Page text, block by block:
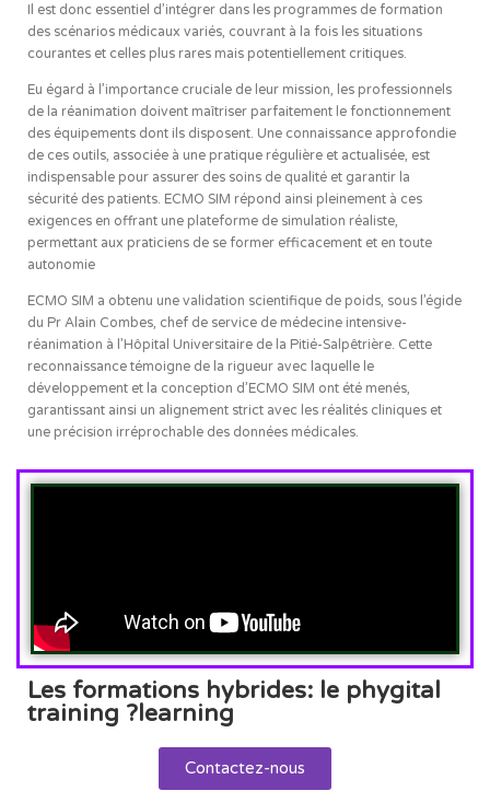
Il est donc essentiel d’intégrer dans les programmes de formation
des scénarios médicaux variés, couvrant à la fois les situations
courantes et celles plus rares mais potentiellement critiques.
Eu égard à l’importance cruciale de leur mission, les professionnels
de la réanimation doivent maîtriser parfaitement le fonctionnement
des équipements dont ils disposent. Une connaissance approfondie
de ces outils, associée à une pratique régulière et actualisée, est
indispensable pour assurer des soins de qualité et garantir la
sécurité des patients. ECMO SIM répond ainsi pleinement à ces
exigences en offrant une plateforme de simulation réaliste,
permettant aux praticiens de se former efficacement et en toute
autonomie
ECMO SIM a obtenu une validation scientifique de poids, sous l’égide
du Pr Alain Combes, chef de service de médecine intensive-
réanimation à l’Hôpital Universitaire de la Pitié-Salpêtrière. Cette
reconnaissance témoigne de la rigueur avec laquelle le
développement et la conception d’ECMO SIM ont été menés,
garantissant ainsi un alignement strict avec les réalités cliniques et
une précision irréprochable des données médicales.
Les formations hybrides: le phygital
training ?learning
Contactez-nous